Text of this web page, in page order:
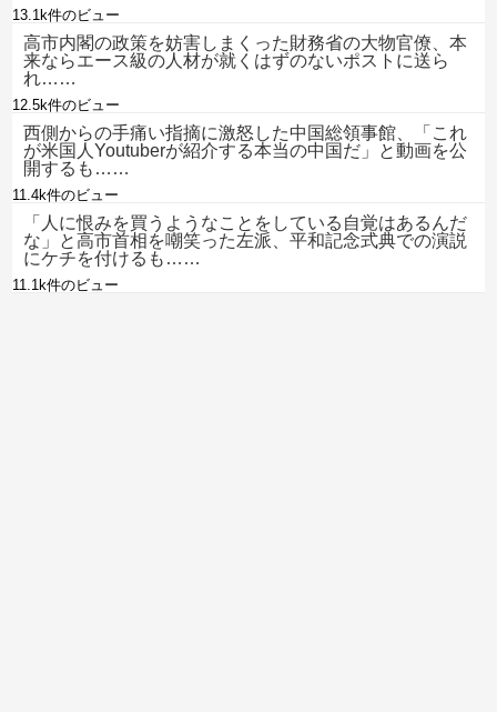
13.1k件のビュー
高市内閣の政策を妨害しまくった財務省の大物官僚、本
来ならエース級の人材が就くはずのないポストに送ら
れ……
12.5k件のビュー
西側からの手痛い指摘に激怒した中国総領事館、「これ
が米国人Youtuberが紹介する本当の中国だ」と動画を公
開するも……
11.4k件のビュー
「人に恨みを買うようなことをしている自覚はあるんだ
な」と高市首相を嘲笑った左派、平和記念式典での演説
にケチを付けるも……
11.1k件のビュー